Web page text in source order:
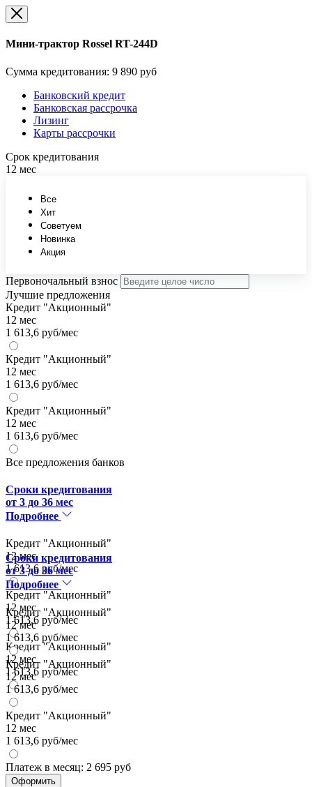
Мини-трактор Rossel RT-244D
Сумма кредитования: 9 890 руб
Банковский кредит
Банковская рассрочка
Лизинг
Карты рассрочки
Срок кредитования
12 мес
Все
Хит
Советуем
Новинка
Акция
Первоночальный взнос
Лучшие предложения
Кредит "Акционный"
12 мес
1 613,6 руб/мес
Кредит "Акционный"
12 мес
1 613,6 руб/мес
Кредит "Акционный"
12 мес
1 613,6 руб/мес
Все предложения банков
Сроки кредитования
от 3 до 36 мес
Подробнее
Кредит "Акционный"
12 мес
1 613,6 руб/мес
Кредит "Акционный"
12 мес
1 613,6 руб/мес
Кредит "Акционный"
12 мес
1 613,6 руб/мес
Сроки кредитования
от 3 до 36 мес
Подробнее
Кредит "Акционный"
12 мес
1 613,6 руб/мес
Кредит "Акционный"
12 мес
1 613,6 руб/мес
Кредит "Акционный"
12 мес
1 613,6 руб/мес
Платеж в месяц: 2 695 руб
Оформить